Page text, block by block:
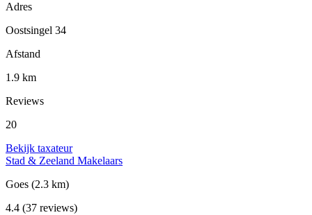
Adres
Oostsingel 34
Afstand
1.9 km
Reviews
20
Bekijk taxateur
Stad & Zeeland Makelaars
Goes (2.3 km)
4.4 (37 reviews)